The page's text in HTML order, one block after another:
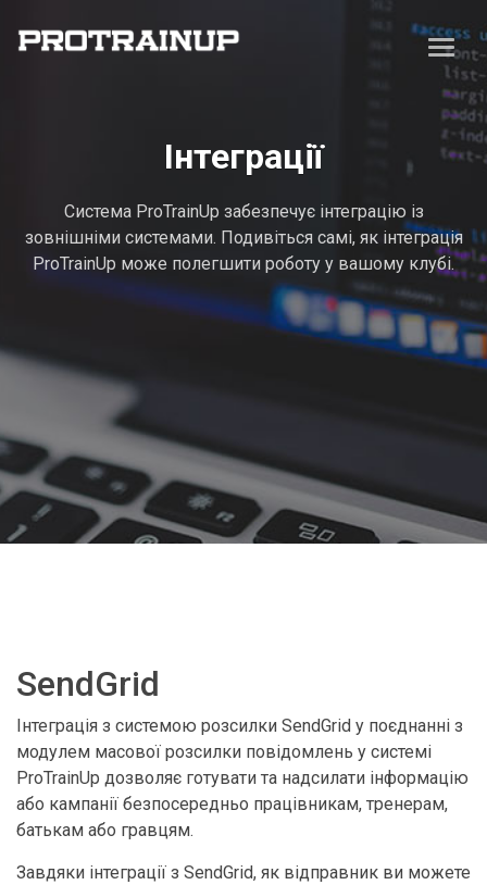
Інтеграції
Система ProTrainUp забезпечує інтеграцію із
зовнішніми системами. Подивіться самі, як інтеграція
ProTrainUp може полегшити роботу у вашому клубі.
SendGrid
Інтеграція з системою розсилки SendGrid у поєднанні з
модулем масової розсилки повідомлень у системі
ProTrainUp дозволяє готувати та надсилати інформацію
або кампанії безпосередньо працівникам, тренерам,
батькам або гравцям.
Завдяки інтеграції з SendGrid, як відправник ви можете